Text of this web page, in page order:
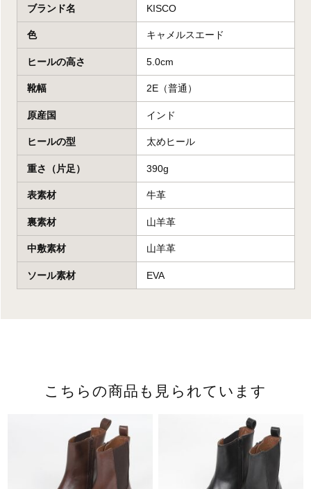
ブランド名 KISCO
色 キャメルスエード
ヒールの高さ 5.0cm
靴幅 2E（普通）
原産国 インド
ヒールの型 太めヒール
重さ（片足） 390g
表素材 牛革
裏素材 山羊革
中敷素材 山羊革
ソール素材 EVA
こちらの商品も見られています